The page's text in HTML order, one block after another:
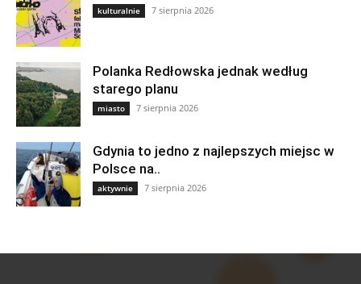
kulturalnie 7 sierpnia 2026
Polanka Redłowska jednak według
starego planu
miasto 7 sierpnia 2026
Gdynia to jedno z najlepszych miejsc w
Polsce na..
aktywnie 7 sierpnia 2026